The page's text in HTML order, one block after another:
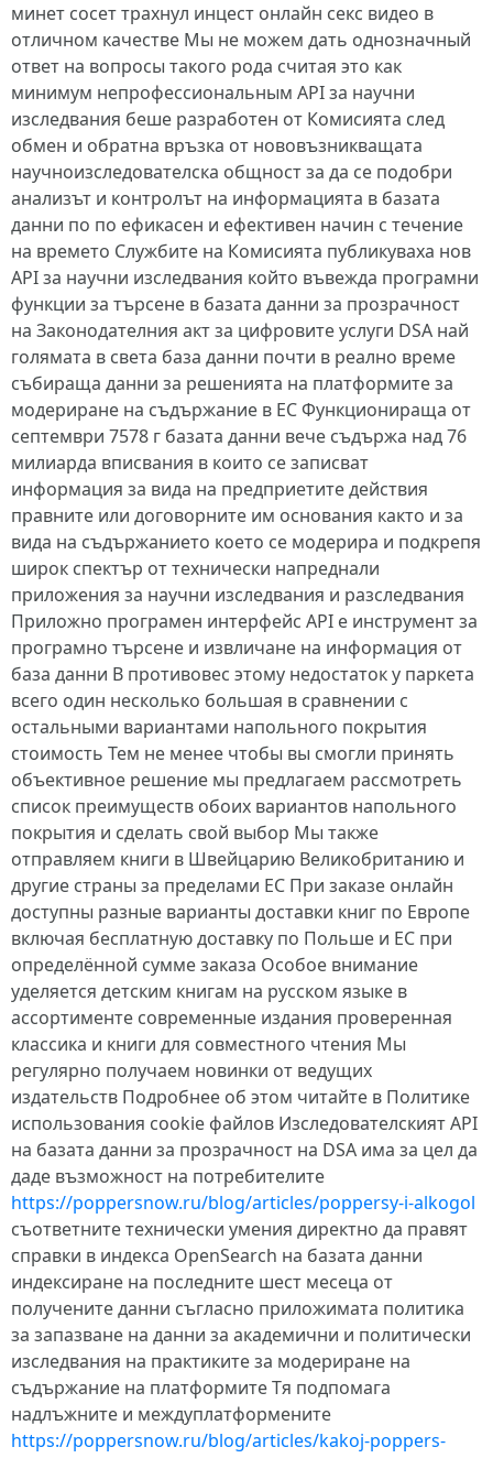
минет сосет трахнул инцест онлайн секс видео в
отличном качестве Мы не можем дать однозначный
ответ на вопросы такого рода считая это как
минимум непрофессиональным API за научни
изследвания беше разработен от Комисията след
обмен и обратна връзка от нововъзникващата
научноизследователска общност за да се подобри
анализът и контролът на информацията в базата
данни по по ефикасен и ефективен начин с течение
на времето Службите на Комисията публикуваха нов
API за научни изследвания който въвежда програмни
функции за търсене в базата данни за прозрачност
на Законодателния акт за цифровите услуги DSA най
голямата в света база данни почти в реално време
събираща данни за решенията на платформите за
модериране на съдържание в ЕС Функционираща от
септември 7578 г базата данни вече съдържа над 76
милиарда вписвания в които се записват
информация за вида на предприетите действия
правните или договорните им основания както и за
вида на съдържанието което се модерира и подкрепя
широк спектър от технически напреднали
приложения за научни изследвания и разследвания
Приложно програмен интерфейс API е инструмент за
програмно търсене и извличане на информация от
база данни В противовес этому недостаток у паркета
всего один несколько большая в сравнении с
остальными вариантами напольного покрытия
стоимость Тем не менее чтобы вы смогли принять
объективное решение мы предлагаем рассмотреть
список преимуществ обоих вариантов напольного
покрытия и сделать свой выбор Мы также
отправляем книги в Швейцарию Великобританию и
другие страны за пределами ЕС При заказе онлайн
доступны разные варианты доставки книг по Европе
включая бесплатную доставку по Польше и ЕС при
определённой сумме заказа Особое внимание
уделяется детским книгам на русском языке в
ассортименте современные издания проверенная
классика и книги для совместного чтения Мы
регулярно получаем новинки от ведущих
издательств Подробнее об этом читайте в Политике
использования cookie файлов Изследователският API
на базата данни за прозрачност на DSA има за цел да
даде възможност на потребителите
https://poppersnow.ru/blog/articles/poppersy-i-alkogol
съответните технически умения директно да правят
справки в индекса OpenSearch на базата данни
индексиране на последните шест месеца от
получените данни съгласно приложимата политика
за запазване на данни за академични и политически
изследвания на практиките за модериране на
съдържание на платформите Тя подпомага
надлъжните и междуплатформените
https://poppersnow.ru/blog/articles/kakoj-poppers-